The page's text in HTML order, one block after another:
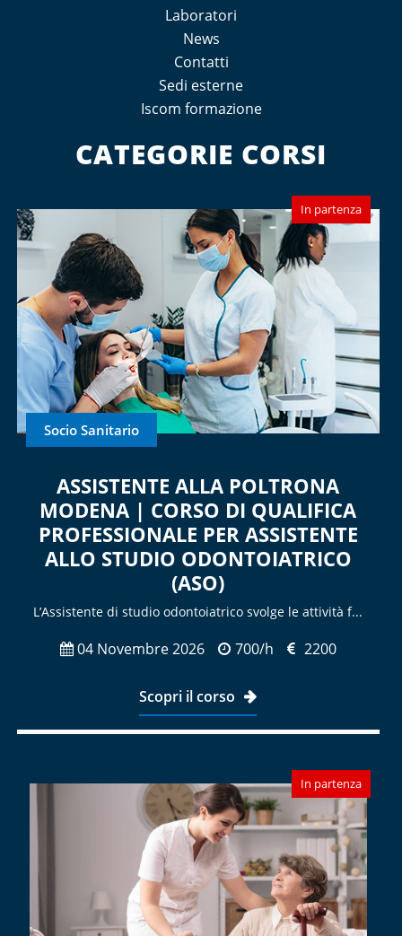
Laboratori
News
Contatti
Sedi esterne
Iscom formazione
CATEGORIE CORSI
In partenza
Socio Sanitario
ASSISTENTE ALLA POLTRONA
MODENA | CORSO DI QUALIFICA
PROFESSIONALE PER ASSISTENTE
ALLO STUDIO ODONTOIATRICO
(ASO)
L’Assistente di studio odontoiatrico svolge le attività f...
04 Novembre 2026 700/h 2200
Scopri il corso
In partenza